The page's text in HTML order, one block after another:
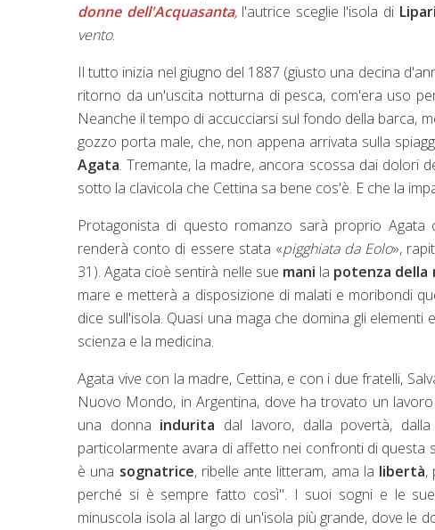
donne dell'Acquasanta,l'autrice sceglie l'isola di Lipari
vento.
Il tutto inizia nel giugno del 1887 (giusto una decina
ritorno da un'uscita notturna di pesca, com'era uso
Neanche il tempo di accucciarsi sul fondo della barca,
gozzo porta male, che, non appena arrivata sulla
Agata. Tremante, la madre, ancora scossa dai dolori
sotto la clavicola che Cettina sa bene cos'è. E che la
Protagonista di questo romanzo sarà proprio
renderà conto di essere stata «pigghiata da Eolo»,
31). Agata cioè sentirà nelle sue mani la potenza della
mare e metterà a disposizione di malati e moribondi
dice sull'isola. Quasi una maga che domina gli
scienza e la medicina.
Agata vive con la madre, Cettina, e con i due fratelli,
Nuovo Mondo, in Argentina, dove ha trovato un
una donna indurita dal lavoro, dalla povertà,
particolarmente avara di affetto nei confronti di questa
è una sognatrice, ribelle ante litteram, ama la libertà,
perché si è sempre fatto così". I suoi sogni e le
minuscola isola al largo di un'isola più grande, dove le